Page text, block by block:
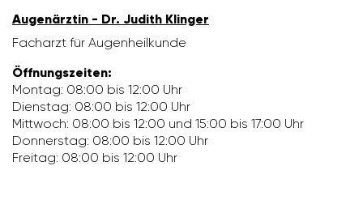
Augen­ärztin - Dr. Judith Klinger
Fach­arzt für Augen­heil­kunde
Öffnungs­zeiten:
Montag: 08:00 bis 12:00 Uhr
Dienstag: 08:00 bis 12:00 Uhr
Mitt­woch: 08:00 bis 12:00 und 15:00 bis 17:00 Uhr
Donnerstag: 08:00 bis 12:00 Uhr
Freitag: 08:00 bis 12:00 Uhr